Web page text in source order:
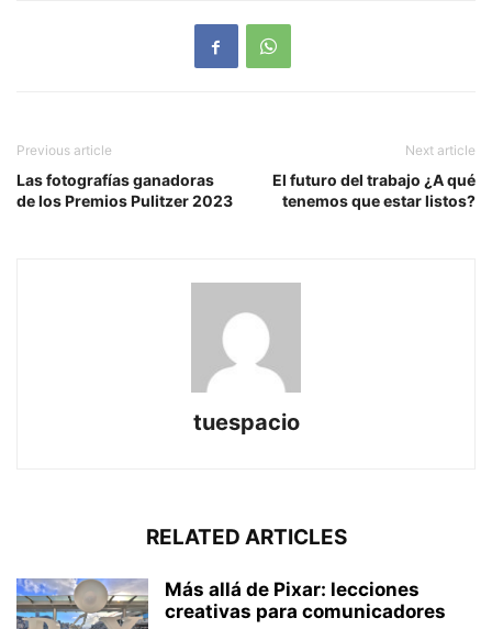
Previous article
Las fotografías ganadoras
de los Premios Pulitzer 2023
Next article
El futuro del trabajo ¿A qué
tenemos que estar listos?
tuespacio
RELATED ARTICLES
Más allá de Pixar: lecciones
creativas para comunicadores